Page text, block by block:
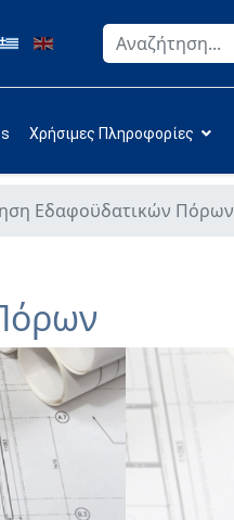
Αναζήτηση
Χρήσιμες Πληροφορίες
Εδαφοϋδατικών Πόρων